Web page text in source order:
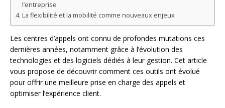
l’entreprise
La flexibilité et la mobilité comme nouveaux enjeux
Les centres d’appels ont connu de profondes mutations ces
dernières années, notamment grâce à l’évolution des
technologies et des logiciels dédiés à leur gestion. Cet article
vous propose de découvrir comment ces outils ont évolué
pour offrir une meilleure prise en charge des appels et
optimiser l’expérience client.